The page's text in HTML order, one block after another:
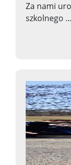
Za nami
szkolnego ...